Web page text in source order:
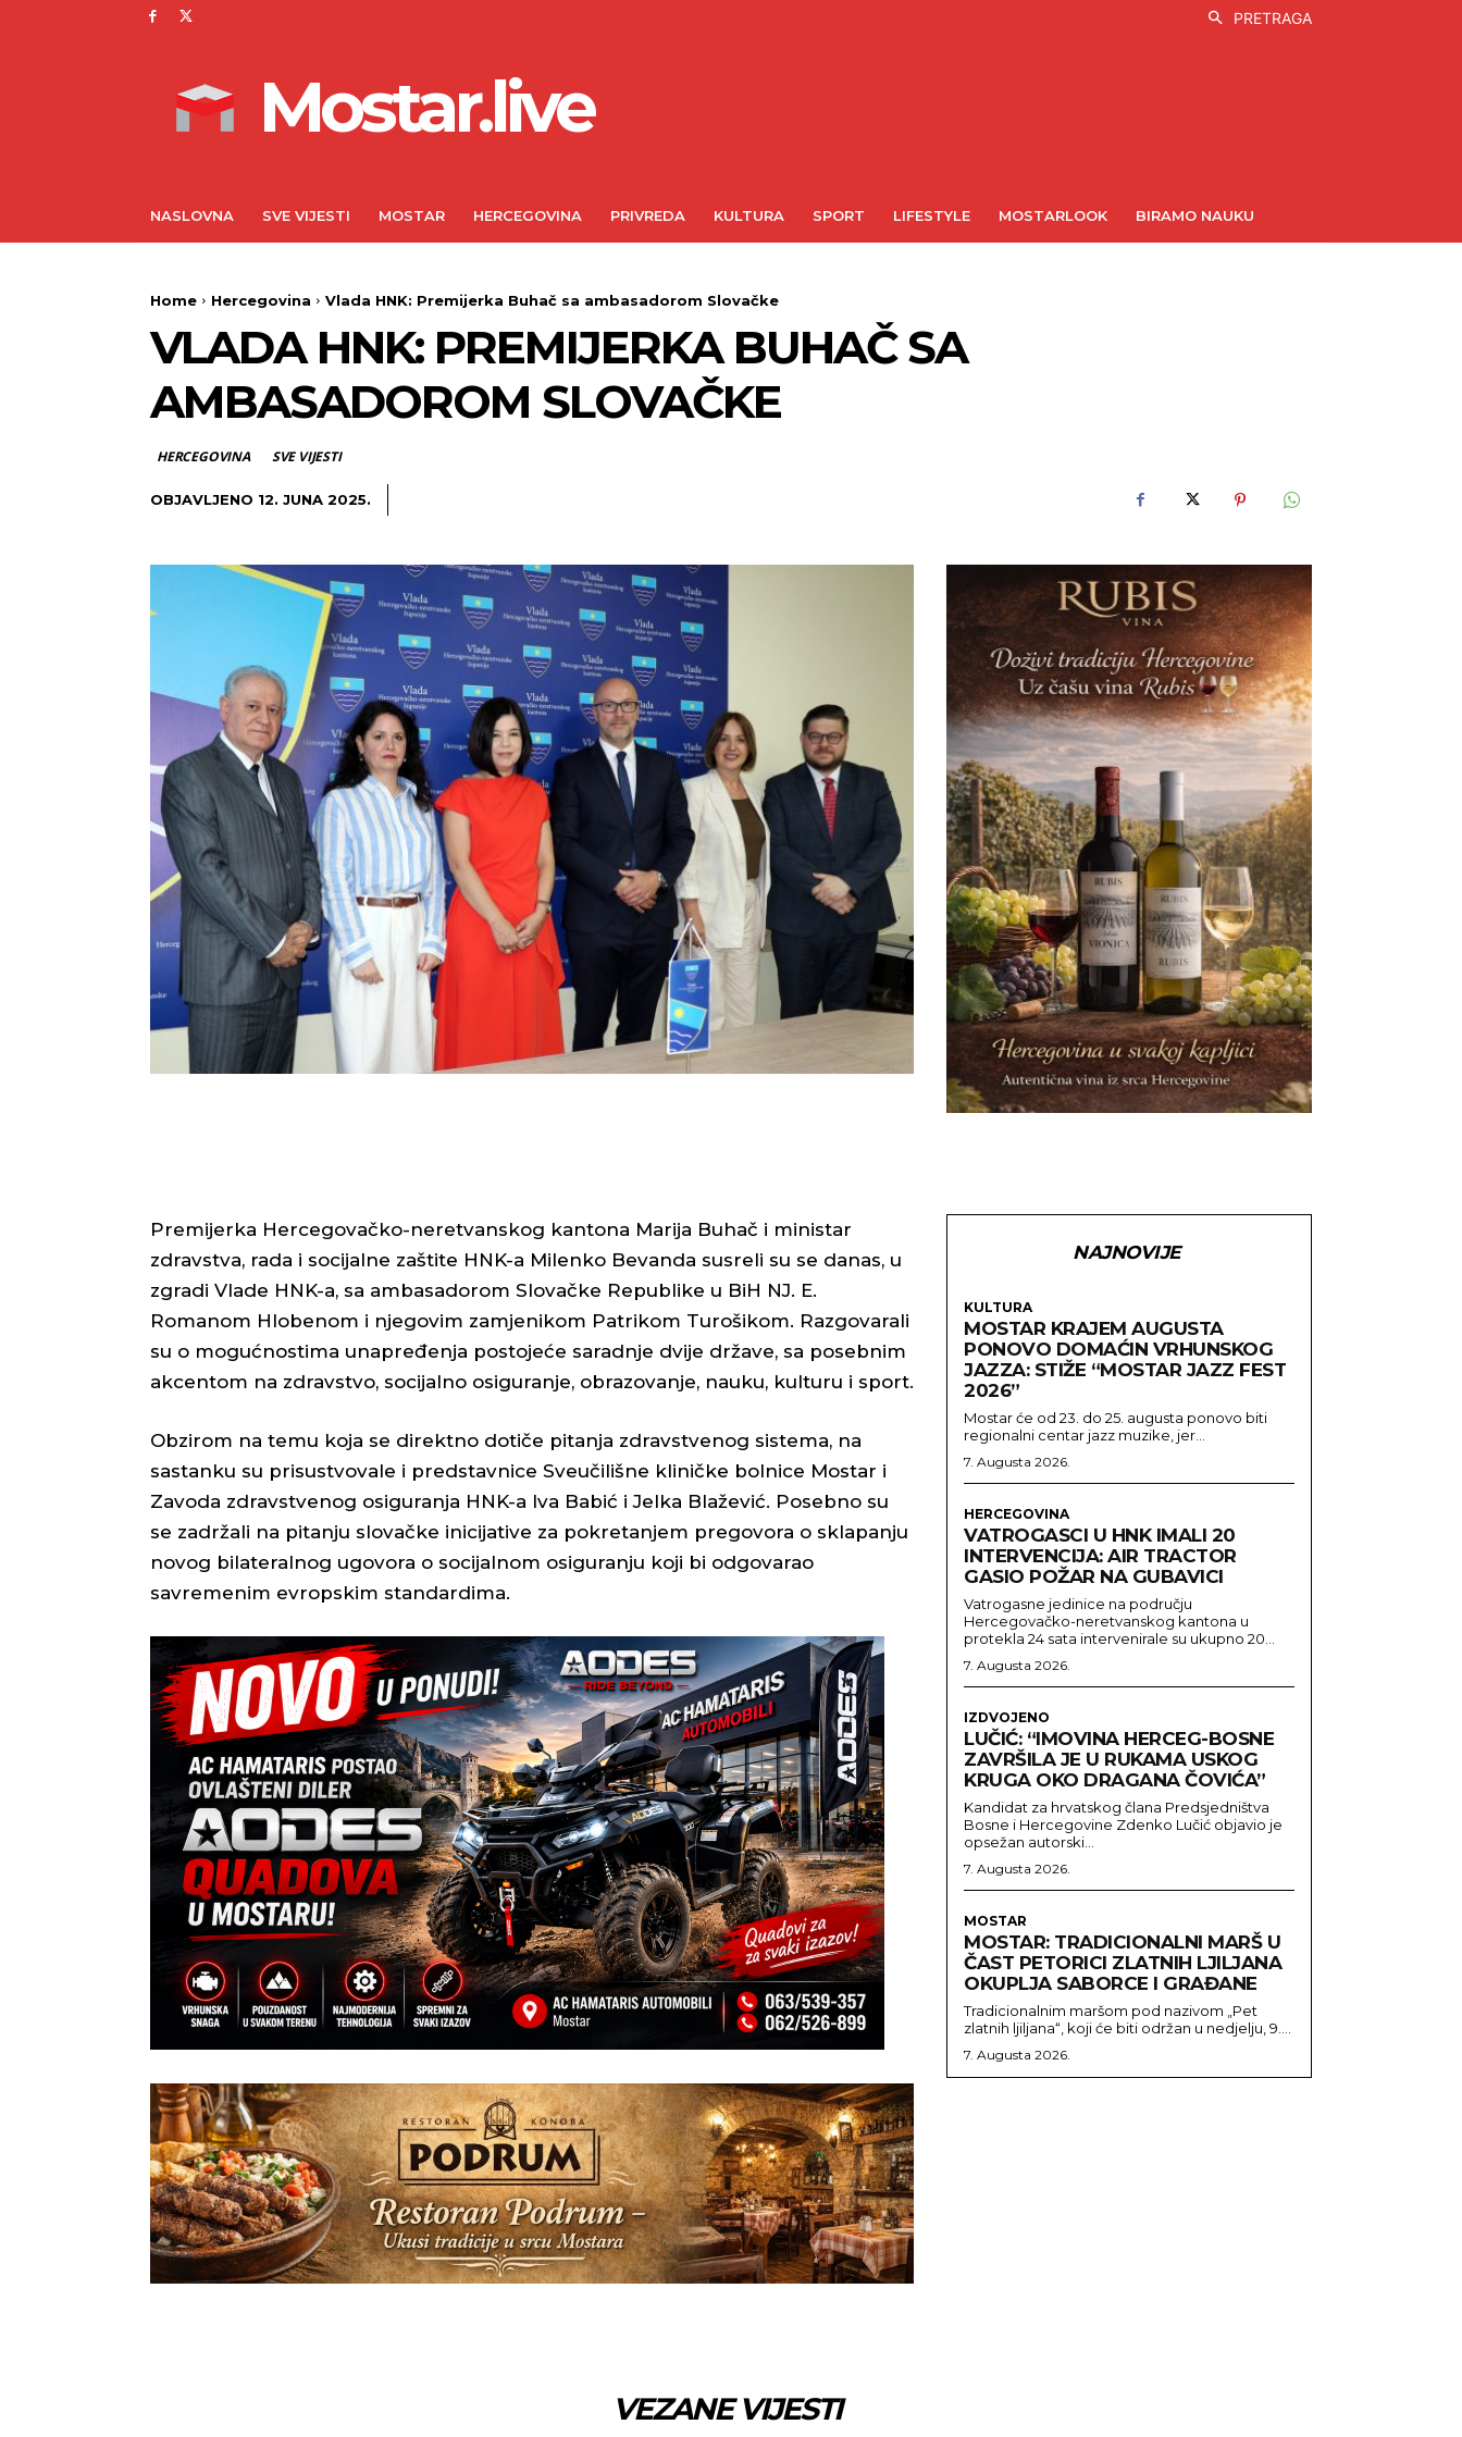
PRETRAGA
Mostar.live
NASLOVNA SVE VIJESTI MOSTAR HERCEGOVINA PRIVREDA KULTURA SPORT LIFESTYLE MOSTARLOOK BIRAMO NAUKU
Home Hercegovina Vlada HNK: Premijerka Buhač sa ambasadorom Slovačke
VLADA HNK: PREMIJERKA BUHAČ SA
AMBASADOROM SLOVAČKE
HERCEGOVINA SVE VIJESTI
OBJAVLJENO 12. JUNA 2025.
Premijerka Hercegovačko-neretvanskog kantona Marija Buhač i ministar
zdravstva, rada i socijalne zaštite HNK-a Milenko Bevanda susreli su se danas, u
zgradi Vlade HNK-a, sa ambasadorom Slovačke Republike u BiH NJ. E.
Romanom Hlobenom i njegovim zamjenikom Patrikom Turošikom. Razgovarali
su o mogućnostima unapređenja postojeće saradnje dvije države, sa posebnim
akcentom na zdravstvo, socijalno osiguranje, obrazovanje, nauku, kulturu i sport.
Obzirom na temu koja se direktno dotiče pitanja zdravstvenog sistema, na
sastanku su prisustvovale i predstavnice Sveučilišne kliničke bolnice Mostar i
Zavoda zdravstvenog osiguranja HNK-a Iva Babić i Jelka Blažević. Posebno su
se zadržali na pitanju slovačke inicijative za pokretanjem pregovora o sklapanju
novog bilateralnog ugovora o socijalnom osiguranju koji bi odgovarao
savremenim evropskim standardima.
NAJNOVIJE
KULTURA
MOSTAR KRAJEM AUGUSTA
PONOVO DOMAĆIN VRHUNSKOG
JAZZA: STIŽE “MOSTAR JAZZ FEST
2026”
Mostar će od 23. do 25. augusta ponovo biti
regionalni centar jazz muzike, jer...
7. Augusta 2026.
HERCEGOVINA
VATROGASCI U HNK IMALI 20
INTERVENCIJA: AIR TRACTOR
GASIO POŽAR NA GUBAVICI
Vatrogasne jedinice na području
Hercegovačko-neretvanskog kantona u
protekla 24 sata intervenirale su ukupno 20...
7. Augusta 2026.
IZDVOJENO
LUČIĆ: “IMOVINA HERCEG-BOSNE
ZAVRŠILA JE U RUKAMA USKOG
KRUGA OKO DRAGANA ČOVIĆA”
Kandidat za hrvatskog člana Predsjedništva
Bosne i Hercegovine Zdenko Lučić objavio je
opsežan autorski...
7. Augusta 2026.
MOSTAR
MOSTAR: TRADICIONALNI MARŠ U
ČAST PETORICI ZLATNIH LJILJANA
OKUPLJA SABORCE I GRAĐANE
Tradicionalnim maršom pod nazivom „Pet
zlatnih ljiljana“, koji će biti održan u nedjelju, 9....
7. Augusta 2026.
VEZANE VIJESTI